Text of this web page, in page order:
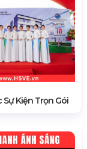
Sự Kiện Trọn Gói